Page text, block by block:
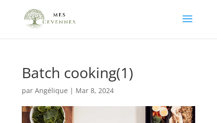
Batch cooking(1)
par Angélique | Mar 8, 2024